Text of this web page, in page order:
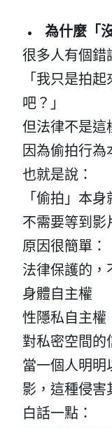
為什麼「
很多人有個錯
「我只是拍
吧？」
但法律不是這
因為偷拍行為
也就是說：
「偷拍」本
不需要等到影
原因很簡單：
法律保護的，
身體自主權
性隱私自主權
對私密空間的
當一個人明明
影，這種侵害
白話一點：